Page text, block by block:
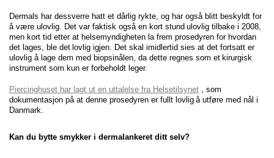
Dermals har dessverre hatt et dårlig rykte, og har også blitt beskyldt for
å være ulovlig. Det var faktisk også en kort stund ulovlig tilbake i 2008,
men kort tid etter at helsemyndigheten la frem prosedyren for hvordan
det lages, ble det lovlig igjen. Det skal imidlertid sies at det fortsatt er
ulovlig å lage dem med biopsinålen, da dette regnes som et kirurgisk
instrument som kun er forbeholdt leger.
Piercinghuset har lagt ut en uttalelse fra Helsetilsynet
som
dokumentasjon på at denne prosedyren er fullt lovlig å utføre med nål i
Danmark.
Kan du bytte smykker i dermalankeret ditt selv?